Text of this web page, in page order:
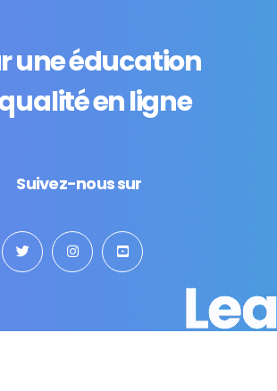
une éducation
en ligne
Suivez-nous sur